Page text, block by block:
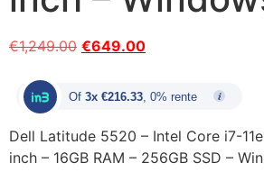
€1,249.00 €649.00
Of 3x €216.33, 0% rente
Dell Latitude 5520 – Intel Core i7-
inch – 16GB RAM – 256GB SSD –